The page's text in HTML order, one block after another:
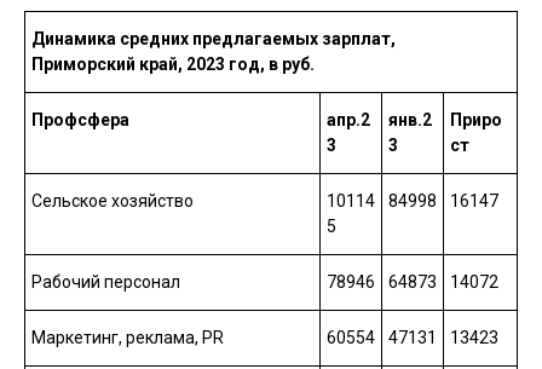
Динамика средних предлагаемых зарплат,
Приморский край, 2023 год, в руб.
Профсфера
апр.2
3
янв.2
3
Приро
ст
Сельское хозяйство
10114
5
84998 16147
Рабочий персонал 78946 64873 14072
Маркетинг, реклама, PR 60554 47131 13423